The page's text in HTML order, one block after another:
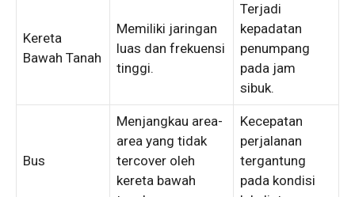
Kereta
Bawah Tanah
Memiliki jaringan
luas dan frekuensi
tinggi.
Terjadi
kepadatan
penumpang
pada jam
sibuk.
Bus
Menjangkau area-
area yang tidak
tercover oleh
kereta bawah
Kecepatan
perjalanan
tergantung
pada kondisi